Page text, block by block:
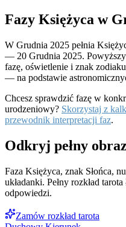
Fazy Księżyca w
W Grudnia 2025 pełnia
— 20 Grudnia 2025.
fazę, oświetlenie i znak
— na podstawie
Chcesz sprawdzić fazę w
urodzeniowy? Skorzystaj z
przewodnik interpretacji faz.
Odkryj pełny
Faza Księżyca, znak Słońca,
układanki. Pełny rozkład
odpowiedzi.
Zamów rozkład tarota